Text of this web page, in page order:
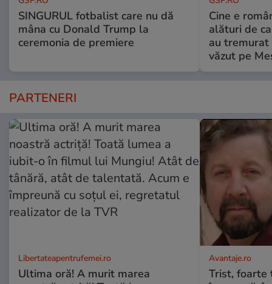
SINGURUL fotbalist care nu dă
mâna cu Donald Trump la
ceremonia de premiere
Cine e
alături de
au
văzut pe
PARTENERI
Libertateapentrufemei.ro
Ultima oră! A murit marea
Avantaje.ro
Trist, foarte